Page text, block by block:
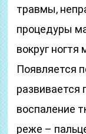
травмы,
процедуры
вокруг
Появляется
развивается
воспаление
реже –